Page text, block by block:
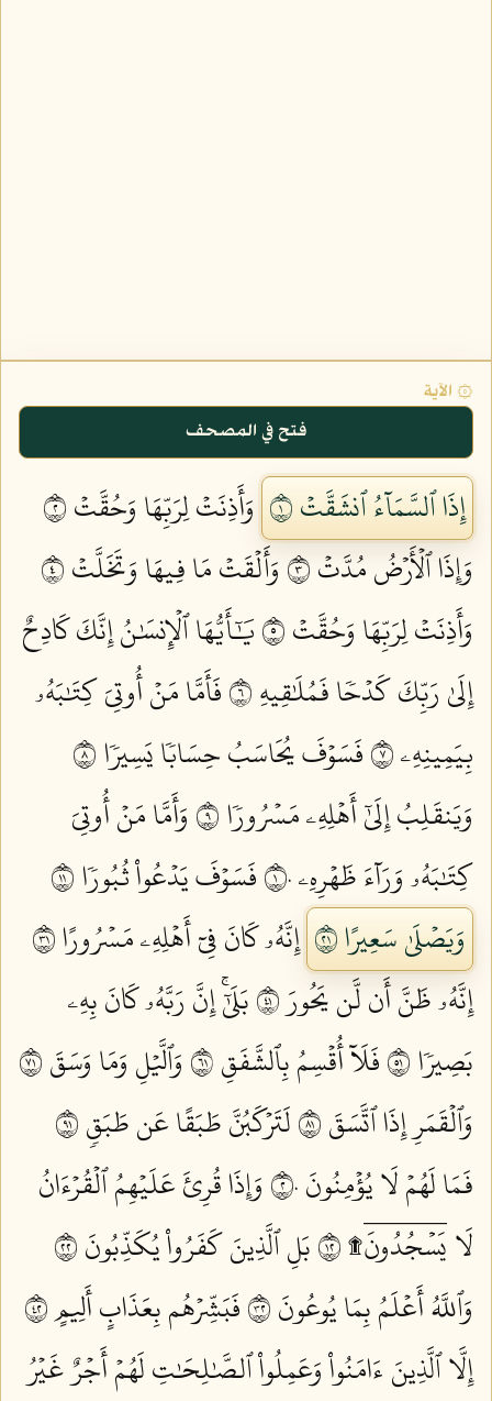
۞ الآية
فتح في المصحف
إِذَا ٱلسَّمَآءُ ٱنشَقَّتۡ ١
وَأَذِنَتۡ لِرَبِّهَا وَحُقَّتۡ ٢
وَإِذَا ٱلۡأَرۡضُ مُدَّتۡ ٣
وَأَلۡقَتۡ مَا فِيهَا وَتَخَلَّتۡ ٤
وَأَذِنَتۡ لِرَبِّهَا وَحُقَّتۡ ٥
يَٰٓأَيُّهَا ٱلۡإِنسَٰنُ إِنَّكَ كَادِحٌ
إِلَىٰ رَبِّكَ كَدۡحٗا فَمُلَٰقِيهِ ٦
فَأَمَّا مَنۡ أُوتِيَ كِتَٰبَهُۥ
بِيَمِينِهِۦ ٧
فَسَوۡفَ يُحَاسَبُ حِسَابٗا يَسِيرٗا ٨
وَيَنقَلِبُ إِلَىٰٓ أَهۡلِهِۦ مَسۡرُورٗا ٩
وَأَمَّا مَنۡ أُوتِيَ
كِتَٰبَهُۥ وَرَآءَ ظَهۡرِهِۦ ١٠
فَسَوۡفَ يَدۡعُواْ ثُبُورٗا ١١
وَيَصۡلَىٰ سَعِيرًا ١٢
إِنَّهُۥ كَانَ فِيٓ أَهۡلِهِۦ مَسۡرُورًا ١٣
إِنَّهُۥ ظَنَّ أَن لَّن يَحُورَ ١٤
بَلَىٰٓۚ إِنَّ رَبَّهُۥ كَانَ بِهِۦ
بَصِيرٗا ١٥
فَلَآ أُقۡسِمُ بِٱلشَّفَقِ ١٦
وَٱلَّيۡلِ وَمَا وَسَقَ ١٧
وَٱلۡقَمَرِ إِذَا ٱتَّسَقَ ١٨
لَتَرۡكَبُنَّ طَبَقًا عَن طَبَقٖ ١٩
فَمَا لَهُمۡ لَا يُؤۡمِنُونَ ٢٠
وَإِذَا قُرِئَ عَلَيۡهِمُ ٱلۡقُرۡءَانُ
لَا يَسۡجُدُونَۤ۩ ٢١
بَلِ ٱلَّذِينَ كَفَرُواْ يُكَذِّبُونَ ٢٢
وَٱللَّهُ أَعۡلَمُ بِمَا يُوعُونَ ٢٣
فَبَشِّرۡهُم بِعَذَابٍ أَلِيمٍ ٢٤
إِلَّا ٱلَّذِينَ ءَامَنُواْ وَعَمِلُواْ ٱلصَّٰلِحَٰتِ لَهُمۡ أَجۡرٌ غَيۡرُ